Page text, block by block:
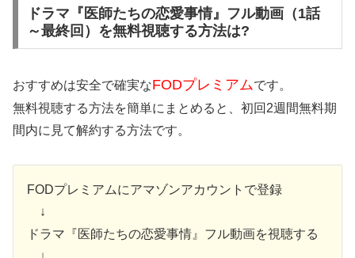
ドラマ『医師たちの恋愛事情』フル動画（1話
～最終回）を無料視聴する方法は?
おすすめは安全で確実なFODプレミアムです。
無料視聴する方法を簡単にまとめると、初回2週間無料期
間内に見て解約する方法です。
FODプレミアムにアマゾンアカウントで登録
↓
ドラマ『医師たちの恋愛事情』フル動画を視聴する